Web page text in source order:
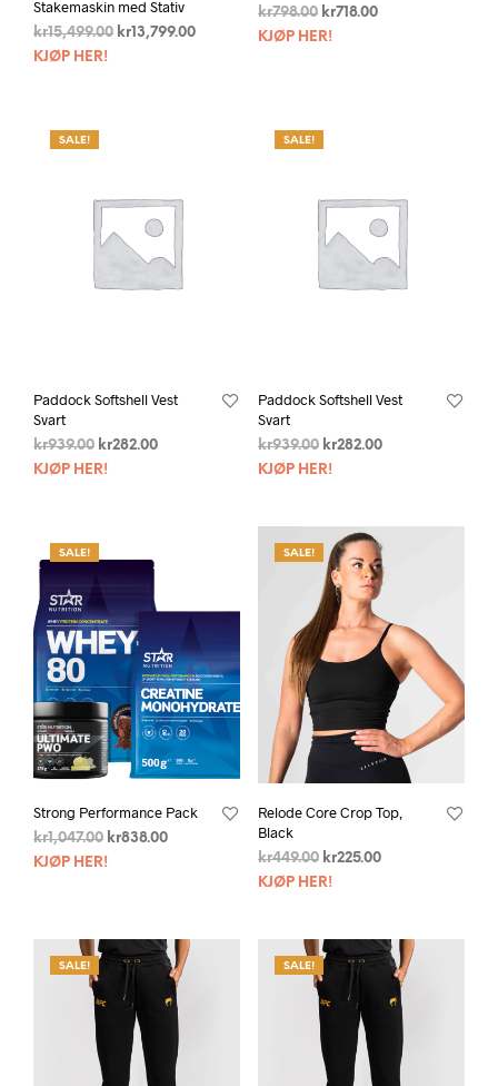
Stakemaskin med Stativ
kr15,499.00 kr13,799.00
KJØP HER!
kr798.00 kr718.00
KJØP HER!
SALE!
Paddock Softshell Vest
Svart
kr939.00 kr282.00
KJØP HER!
SALE!
Paddock Softshell Vest
Svart
kr939.00 kr282.00
KJØP HER!
SALE!
Strong Performance Pack
kr1,047.00 kr838.00
KJØP HER!
SALE!
Relode Core Crop Top,
Black
kr449.00 kr225.00
KJØP HER!
SALE! SALE!